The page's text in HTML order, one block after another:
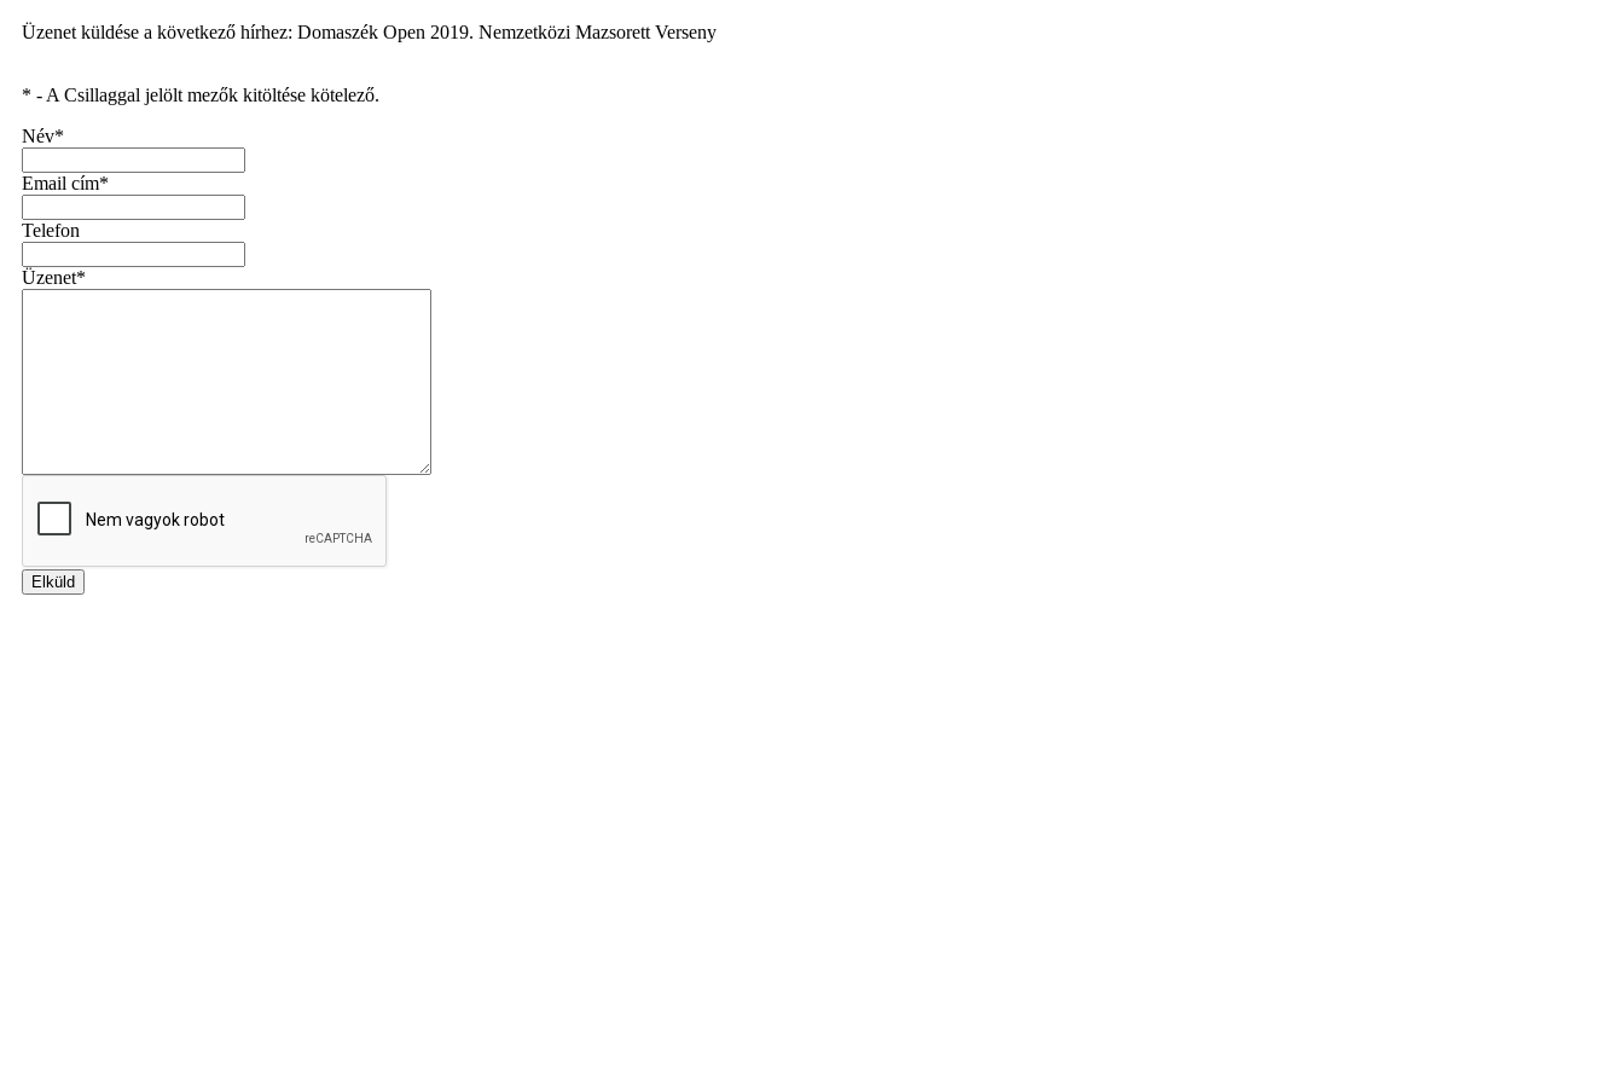
Üzenet küldése a következő hírhez: Domaszék Open 2019. Nemzetközi Mazsorett Verseny
* - A Csillaggal jelölt mezők kitöltése kötelező.
Név*
Email cím*
Telefon
Üzenet*